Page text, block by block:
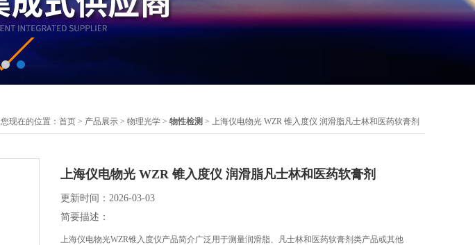
您现在的位置： 首页 > 产品展示 > 物理光学 > 物性检测 > 上海仪电物光 WZR 锥入度仪 润滑脂凡士林和医药软膏剂
上海仪电物光 WZR 锥入度仪 润滑脂凡士林和医药软膏剂
更新时间：2026-03-03
简要描述：
上海仪电物光WZR锥入度仪产品简介广泛用于测量润滑脂、凡士林和医药软膏剂类产品或其他